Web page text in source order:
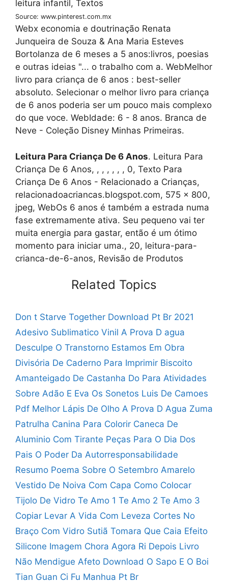
Source: www.pinterest.com.mx
Webx economia e doutrinação Renata
Junqueira de Souza & Ana Maria Esteves
Bortolanza de 6 meses a 5 anos:livros, poesias
e outras ideias "... o trabalho com a. WebMelhor
livro para criança de 6 anos : best-seller
absoluto. Selecionar o melhor livro para criança
de 6 anos poderia ser um pouco mais complexo
do que voce. WebIdade: 6 - 8 anos. Branca de
Neve - Coleção Disney Minhas Primeiras.
Leitura Para Criança De 6 Anos. Leitura Para
Criança De 6 Anos, , , , , , , 0, Texto Para
Criança De 6 Anos - Relacionado a Crianças,
relacionadoacriancas.blogspot.com, 575 x 800,
jpeg, WebOs 6 anos é também a estrada numa
fase extremamente ativa. Seu pequeno vai ter
muita energia para gastar, então é um ótimo
momento para iniciar uma., 20, leitura-para-
crianca-de-6-anos, Revisão de Produtos
Related Topics
Don t Starve Together Download Pt Br 2021
Adesivo Sublimatico Vinil A Prova D agua
Desculpe O Transtorno Estamos Em Obra
Divisória De Caderno Para Imprimir Biscoito
Amanteigado De Castanha Do Para Atividades
Sobre Adão E Eva Os Sonetos Luis De Camoes
Pdf Melhor Lápis De Olho A Prova D Agua Zuma
Patrulha Canina Para Colorir Caneca De
Aluminio Com Tirante Peças Para O Dia Dos
Pais O Poder Da Autorresponsabilidade
Resumo Poema Sobre O Setembro Amarelo
Vestido De Noiva Com Capa Como Colocar
Tijolo De Vidro Te Amo 1 Te Amo 2 Te Amo 3
Copiar Levar A Vida Com Leveza Cortes No
Braço Com Vidro Sutiã Tomara Que Caia Efeito
Silicone Imagem Chora Agora Ri Depois Livro
Não Mendigue Afeto Download O Sapo E O Boi
Tian Guan Ci Fu Manhua Pt Br